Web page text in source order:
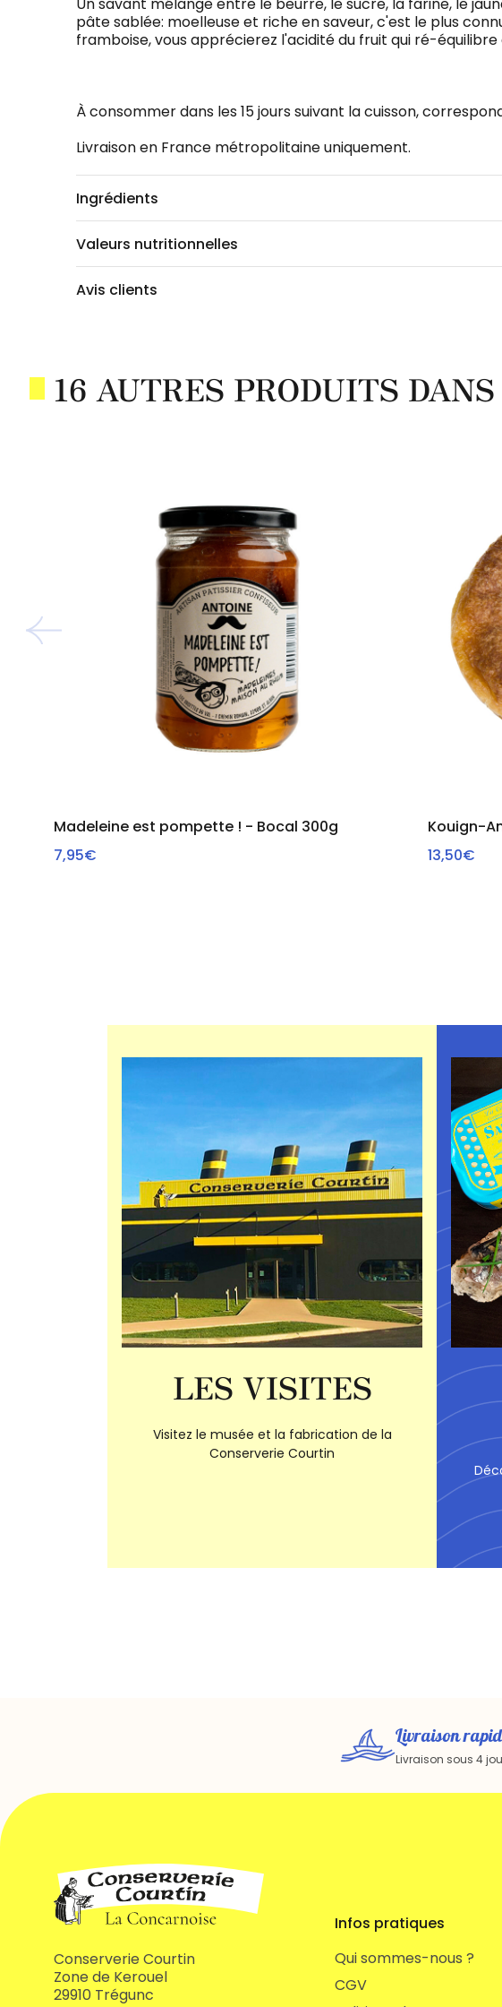
pâte sablée: moelleuse et riche en saveur, c'est le plus
framboise, vous apprécierez l'acidité du fruit qui ré-
À consommer dans les 15 jours suivant la cuisson,
Livraison en France métropolitaine uniquement.
Ingrédients
Valeurs nutritionnelles
Avis clients
16 AUTRES PRODUITS
Madeleine est pompette ! - Bocal 300g
7,95€
Kouign-
13,50€
LES VISITES
Visitez le musée et la fabrication de la
Conserverie Courtin
Livraison
Livraison sous 4
Conserverie Courtin
Zone de Kerouel
29910 Trégunc
Infos pratiques
Qui sommes-nous ?
CGV